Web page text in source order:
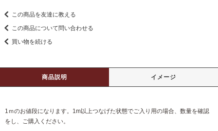
この商品を友達に教える
この商品について問い合わせる
買い物を続ける
商品説明 イメージ
1ｍのお値段になります。1m以上つなげた状態でご入り用の場合、数量を確認
をし、ご購入ください。